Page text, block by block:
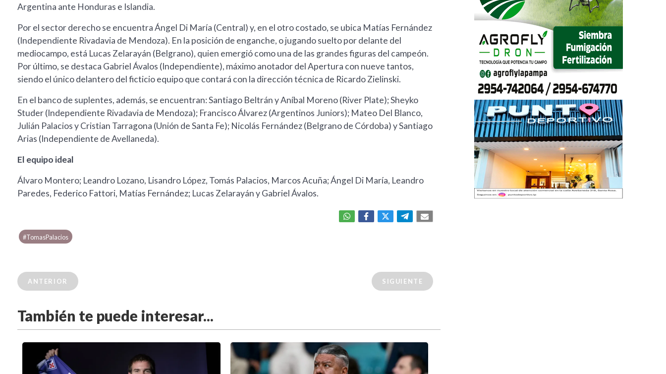
Argentina ante Honduras e Islandia.
Por el sector derecho se encuentra Ángel Di María (Central) y, en el otro costado, se ubica Matías Fernández
(Independiente Rivadavia de Mendoza). En la posición de enganche, o jugando suelto por delante del
mediocampo, está Lucas Zelarayán (Belgrano), quien emergió como una de las grandes figuras del campeón.
Por último, se destaca Gabriel Ávalos (Independiente), máximo anotador del Apertura con nueve tantos,
siendo el único delantero del ficticio equipo que contará con la dirección técnica de Ricardo Zielinski.
En el banco de suplentes, además, se encuentran: Santiago Beltrán y Aníbal Moreno (River Plate); Sheyko
Studer (Independiente Rivadavia de Mendoza); Francisco Álvarez (Argentinos Juniors); Mateo Del Blanco,
Julián Palacios y Cristian Tarragona (Unión de Santa Fe); Nicolás Fernández (Belgrano de Córdoba) y Santiago
Arias (Independiente de Avellaneda).
El equipo ideal
Álvaro Montero; Leandro Lozano, Lisandro López, Tomás Palacios, Marcos Acuña; Ángel Di María, Leandro
Paredes, Federico Fattori, Matías Fernández; Lucas Zelarayán y Gabriel Ávalos.
#TomasPalacios
ANTERIOR SIGUIENTE
También te puede interesar...